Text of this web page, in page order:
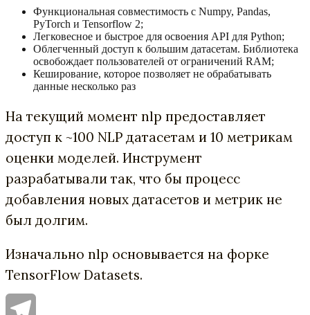
Функциональная совместимость с Numpy, Pandas,
PyTorch и Tensorflow 2;
Легковесное и быстрое для освоения API для Python;
Облегченный доступ к большим датасетам. Библиотека
освобождает пользователей от ограничений RAM;
Кеширование, которое позволяет не обрабатывать
данные несколько раз
На текущий момент nlp предоставляет
доступ к ~100 NLP датасетам и 10 метрикам
оценки моделей. Инструмент
разрабатывали так, что бы процесс
добавления новых датасетов и метрик не
был долгим.
Изначально nlp основывается на форке
TensorFlow Datasets.